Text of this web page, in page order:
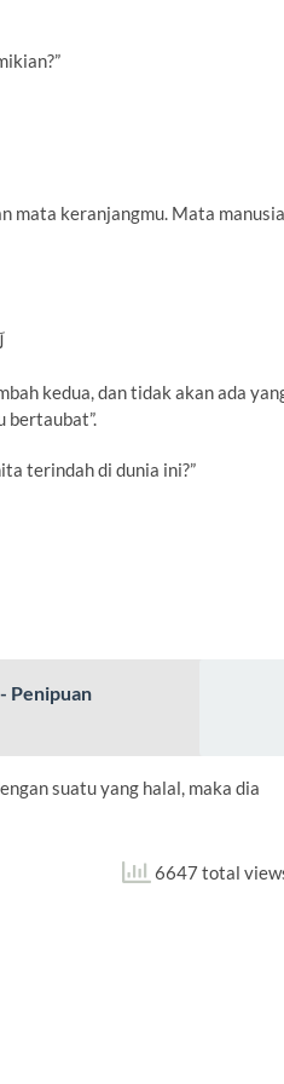
mata keranjangmu. Mata manusia
kedua, dan tidak akan ada
bertaubat”.
terindah di dunia ini?”
Penipuan
suatu yang halal, maka dia
6647 total